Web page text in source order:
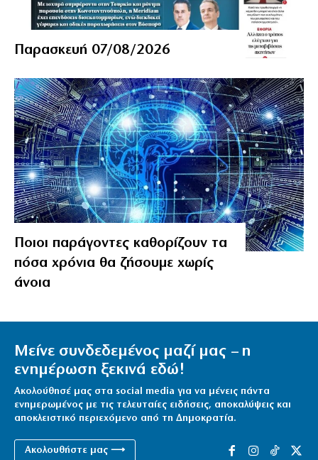
Παρασκευή 07/08/2026
Ποιοι παράγοντες καθορίζουν τα
πόσα χρόνια θα ζήσουμε χωρίς
άνοια
Μείνε συνδεδεμένος μαζί μας – η
ενημέρωση ξεκινά εδώ!
Ακολούθησέ μας στα social media για να μένεις πάντα
ενημερωμένος με τις τελευταίες ειδήσεις, αποκαλύψεις και
αποκλειστικό περιεχόμενο από τη Δημοκρατία.
Ακολουθήστε μας ⟶